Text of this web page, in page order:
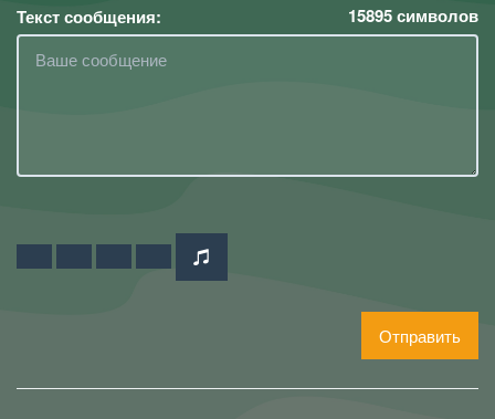
Текст сообщения: 15895символов
Отправить